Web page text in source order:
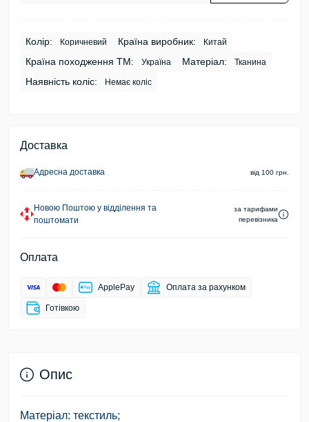
Колір: Коричневий Країна виробник: Китай
Країна походження ТМ: Україна Матеріал: Тканина
Наявність коліс: Немає коліс
Доставка
Адресна доставка від 100 грн.
Новою Поштою у відділення та
поштомати
за тарифами
перевізника
Оплата
ApplePay Оплата за рахунком
Готівкою
Опис
Матеріал: текстиль;